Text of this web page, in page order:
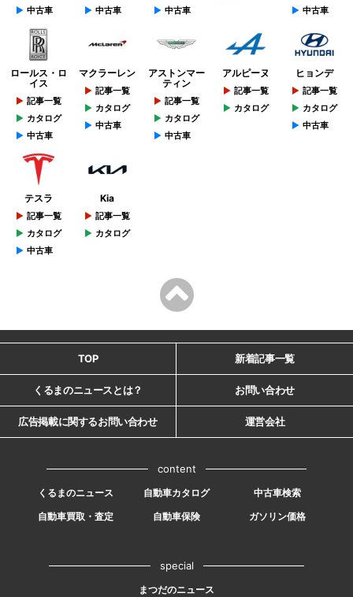
中古車
中古車
中古車
中古車
ロールス・ロ
イス
記事一覧
カタログ
中古車
マクラーレン
記事一覧
カタログ
中古車
アストンマー
ティン
記事一覧
カタログ
中古車
アルピーヌ
記事一覧
カタログ
ヒョンデ
記事一覧
カタログ
中古車
テスラ
記事一覧
カタログ
中古車
Kia
記事一覧
カタログ
TOP 新着記事一覧
くるまのニュースとは？ お問い合わせ
広告掲載に関するお問い合わせ 運営会社
content
くるまのニュース 自動車カタログ
中古車検索
自動車買取・査定
自動車保険 ガソリン価格
special
まつだのニュース